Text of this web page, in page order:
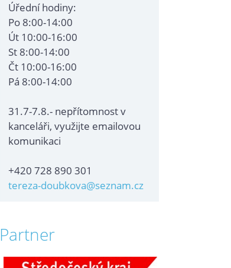
Úřední hodiny:
Po 8:00-14:00
Út 10:00-16:00
St 8:00-14:00
Čt 10:00-16:00
Pá 8:00-14:00
31.7-7.8.- nepřítomnost v
kanceláři, využijte emailovou
komunikaci
+420 728 890 301
tereza-doubkova@seznam.cz
Partner